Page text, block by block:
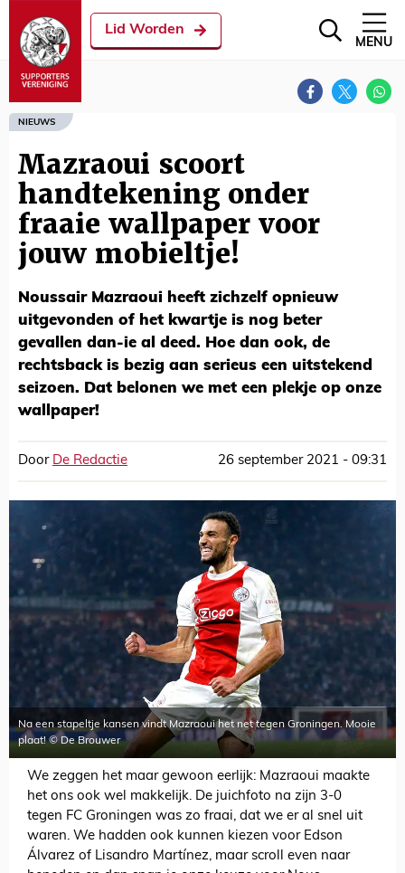
Lid Worden
MENU
NIEUWS
Mazraoui scoort
handtekening onder
fraaie wallpaper voor
jouw mobieltje!
Noussair Mazraoui heeft zichzelf opnieuw
uitgevonden of het kwartje is nog beter
gevallen dan-ie al deed. Hoe dan ook, de
rechtsback is bezig aan serieus een uitstekend
seizoen. Dat belonen we met een plekje op onze
wallpaper!
Door De Redactie 26 september 2021 - 09:31
Na een stapeltje kansen vindt Mazraoui het net tegen Groningen. Mooie
plaat! © De Brouwer
We zeggen het maar gewoon eerlijk: Mazraoui maakte
het ons ook wel makkelijk. De juichfoto na zijn 3-0
tegen FC Groningen was zo fraai, dat we er al snel uit
waren. We hadden ook kunnen kiezen voor Edson
Álvarez of Lisandro Martínez, maar scroll even naar